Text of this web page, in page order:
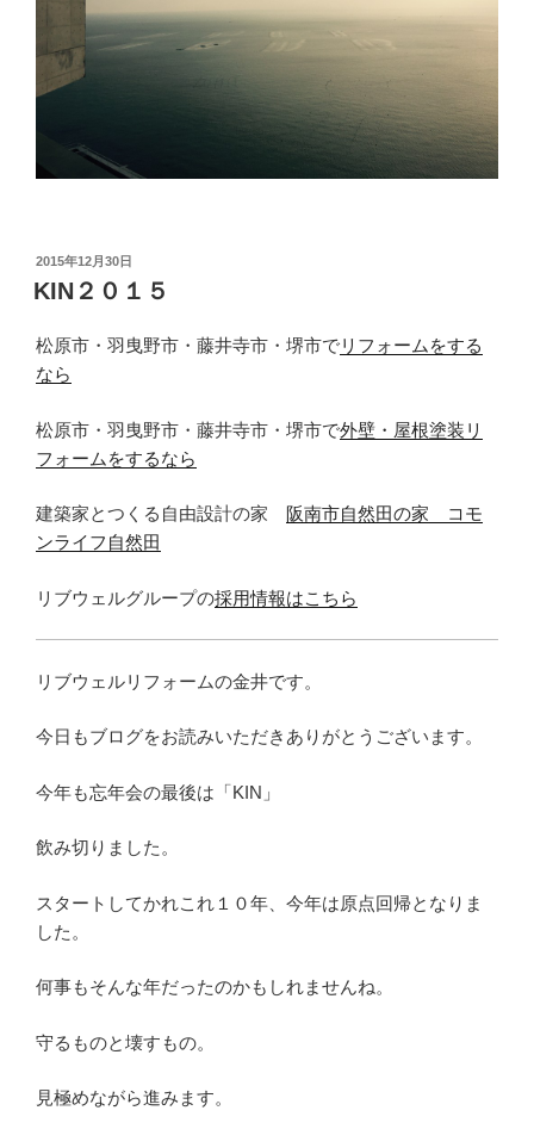
投
稿
日:
2015年12月30日
KIN２０１５
松原市・羽曳野市・藤井寺市・堺市でリフォームをする
なら
松原市・羽曳野市・藤井寺市・堺市で外壁・屋根塗装リ
フォームをするなら
建築家とつくる自由設計の家
阪南市自然田の家 コモ
ンライフ自然田
リブウェルグループの採用情報はこちら
リブウェルリフォームの金井です。
今日もブログをお読みいただきありがとうございます。
今年も忘年会の最後は「KIN」
飲み切りました。
スタートしてかれこれ１０年、今年は原点回帰となりま
した。
何事もそんな年だったのかもしれませんね。
守るものと壊すもの。
見極めながら進みます。